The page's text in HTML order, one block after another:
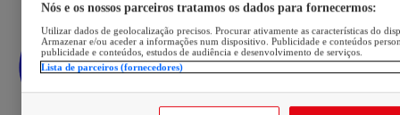
Nós e os nossos parceiros tratamos os dados para fornecermos:
Utilizar dados de geolocalização precisos. Procurar ativamente as características do
Armazenar e/ou aceder a informações num dispositivo. Publicidade e conteúdos
publicidade e conteúdos, estudos de audiência e desenvolvimento de serviços.
Lista de parceiros (fornecedores)